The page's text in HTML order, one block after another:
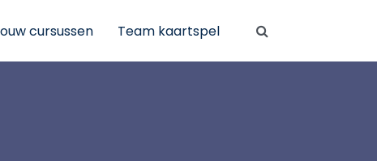
cursussen Team kaartspel